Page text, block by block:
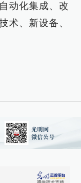
动化集成、改
术、新设备、